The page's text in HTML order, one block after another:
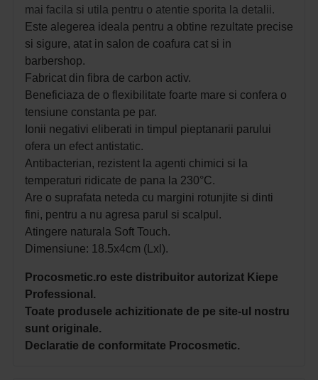
mai facila si utila pentru o atentie sporita la detalii.
Este alegerea ideala pentru a obtine rezultate precise
si sigure, atat in salon de coafura cat si in
barbershop.
Fabricat din fibra de carbon activ.
Beneficiaza de o flexibilitate foarte mare si confera o
tensiune constanta pe par.
Ionii negativi eliberati in timpul pieptanarii parului
ofera un efect antistatic.
Antibacterian, rezistent la agenti chimici si la
temperaturi ridicate de pana la 230°C.
Are o suprafata neteda cu margini rotunjite si dinti
fini, pentru a nu agresa parul si scalpul.
Atingere naturala Soft Touch.
Dimensiune: 18.5x4cm (Lxl).
Procosmetic.ro este distribuitor autorizat Kiepe
Professional.
Toate produsele achizitionate de pe site-ul nostru
sunt originale.
Declaratie de conformitate Procosmetic.